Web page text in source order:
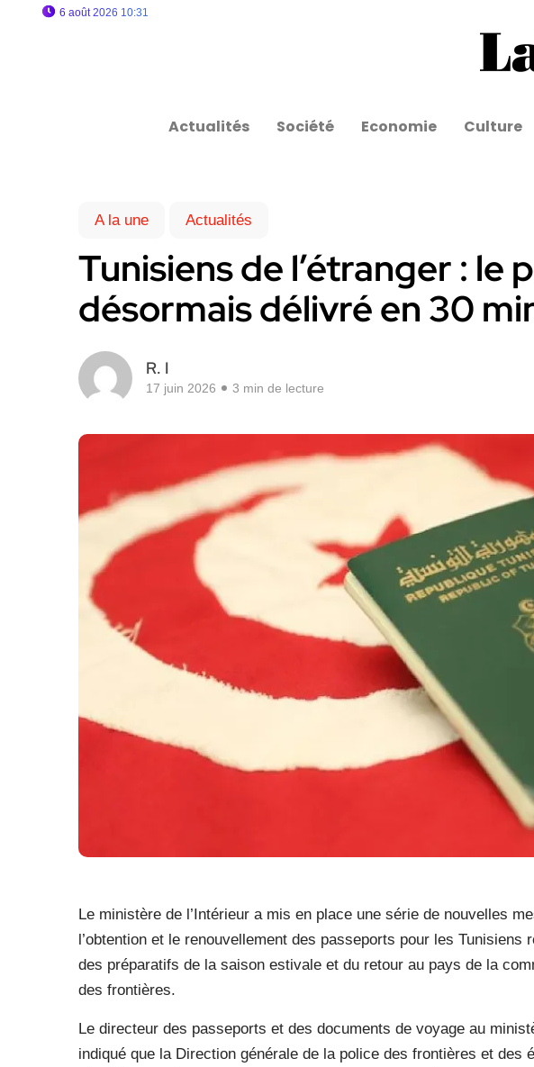
6 août 2026 10:31
Actualités Société Economie Culture
A la une Actualités
Tunisiens de l’étranger : le
désormais délivré en 30
R. I
17 juin 2026 3 min de lecture
Le ministère de l’Intérieur a mis en place une série de nouvelles
l’obtention et le renouvellement des passeports pour les Tunisiens
des préparatifs de la saison estivale et du retour au pays de la
des frontières.
Le directeur des passeports et des documents de voyage au
indiqué que la Direction générale de la police des frontières et des